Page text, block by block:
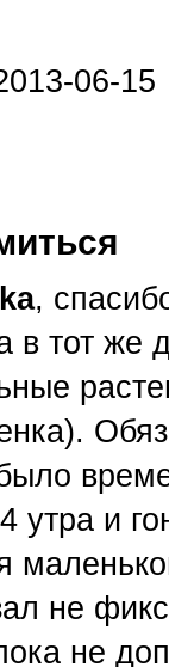
06-15
,
в тот же
утра и
не
не